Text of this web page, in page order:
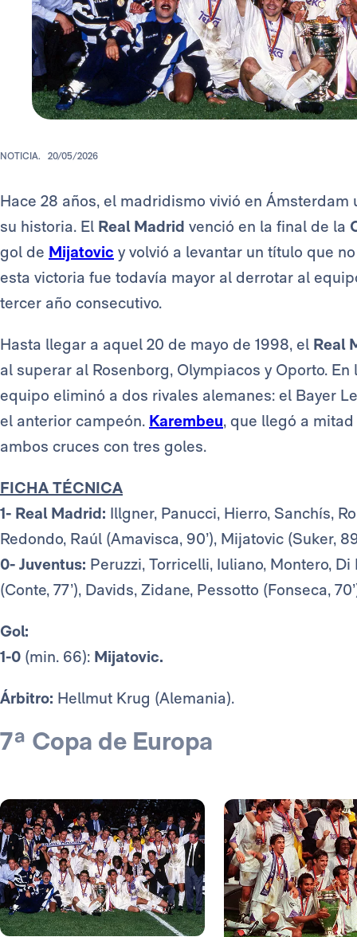
NOTICIA. 20/05/2026
Hace 28 años, el madridismo vivió en
su historia. El Real Madrid venció en la final de la
gol de Mijatovic y volvió a levantar un título que
esta victoria fue todavía mayor al derrotar al
tercer año consecutivo.
Hasta llegar a aquel 20 de mayo de 1998, el Real
al superar al Rosenborg, Olympiacos y Oporto.
equipo eliminó a dos rivales alemanes: el Bayer
el anterior campeón. Karembeu, que llegó a
ambos cruces con tres goles.
FICHA TÉCNICA
1- Real Madrid: Illgner, Panucci, Hierro, Sanchís,
Redondo, Raúl (Amavisca, 90’), Mijatovic (Suker,
0- Juventus: Peruzzi, Torricelli, Iuliano, Montero,
(Conte, 77’), Davids, Zidane, Pessotto (Fonseca,
Gol:
1-0 (min. 66): Mijatovic.
Árbitro: Hellmut Krug (Alemania).
7ª Copa de Europa